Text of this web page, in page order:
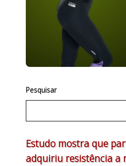
Pesquisar
Estudo mostra que
adquiriu resistência a